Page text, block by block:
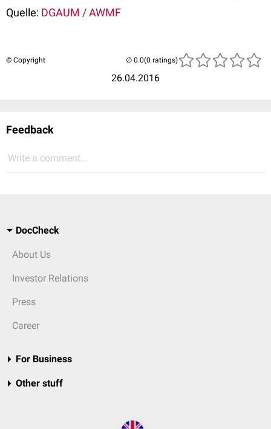
Quelle: DGAUM / AWMF
© Copyright
26.04.2016
(0 ratings)
Feedback
Write a comment...
DocCheck
About Us
Investor Relations
Press
Career
For Business
Other stuff